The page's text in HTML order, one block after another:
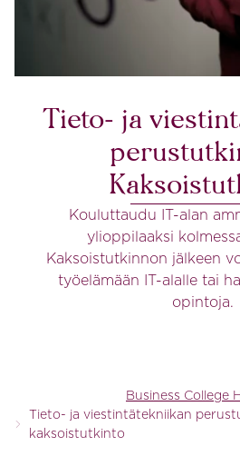
Tieto- ja
Kouluttaudu IT-alan
ylioppilaaksi
Kaksoistutkinnon jälkeen
työelämään IT-alalle tai
opintoja.
Business College
Tieto- ja viestintätekniikan
kaksoistutkinto